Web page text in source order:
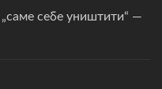
себе уништити“ —